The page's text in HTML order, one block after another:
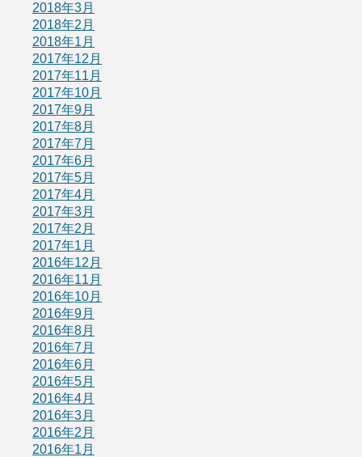
2018年3月
2018年2月
2018年1月
2017年12月
2017年11月
2017年10月
2017年9月
2017年8月
2017年7月
2017年6月
2017年5月
2017年4月
2017年3月
2017年2月
2017年1月
2016年12月
2016年11月
2016年10月
2016年9月
2016年8月
2016年7月
2016年6月
2016年5月
2016年4月
2016年3月
2016年2月
2016年1月